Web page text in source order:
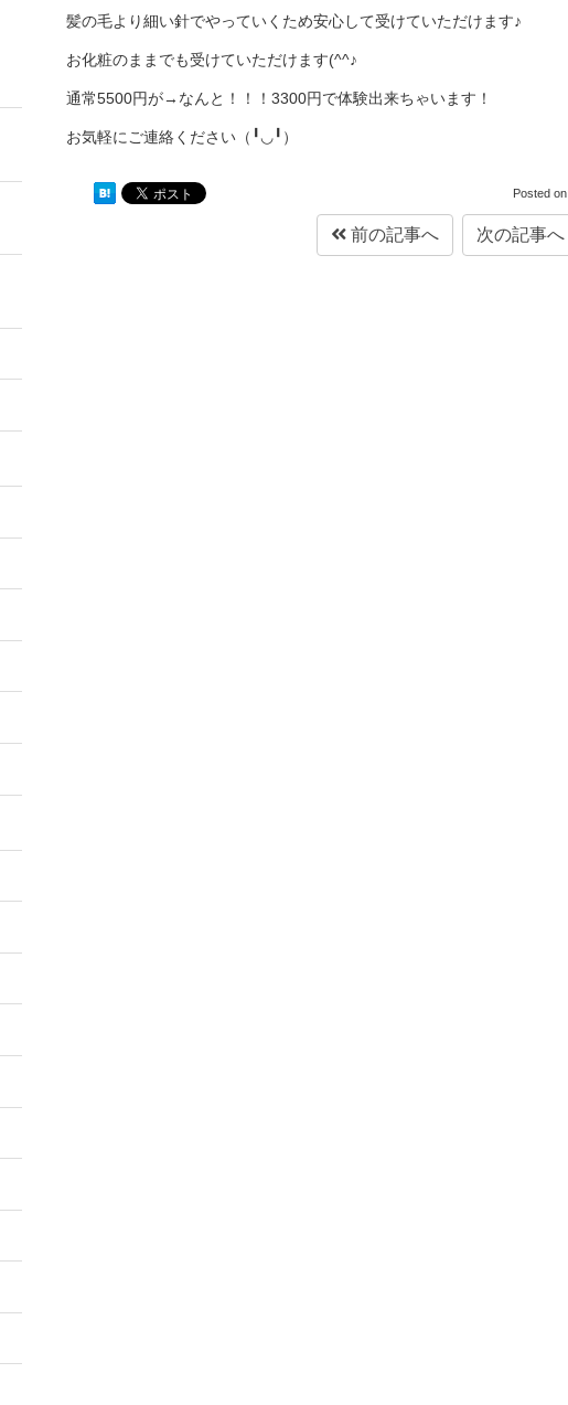
髪の毛より細い針でやっていくため安心して受けていただけます♪
お化粧のままでも受けていただけます(^^♪
通常5500円が→なんと！！！3300円で体験出来ちゃいます！
お気軽にご連絡ください（╹◡╹）
Posted on
前の記事へ 次の記事へ